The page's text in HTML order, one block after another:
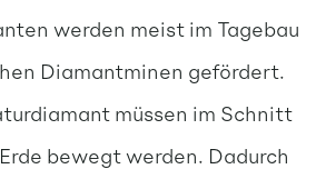
werden meist im Tagebau
Diamantminen gefördert.
müssen im Schnitt
bewegt werden. Dadurch